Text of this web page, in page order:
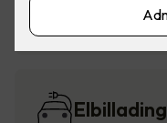
Belysning
Elbillading